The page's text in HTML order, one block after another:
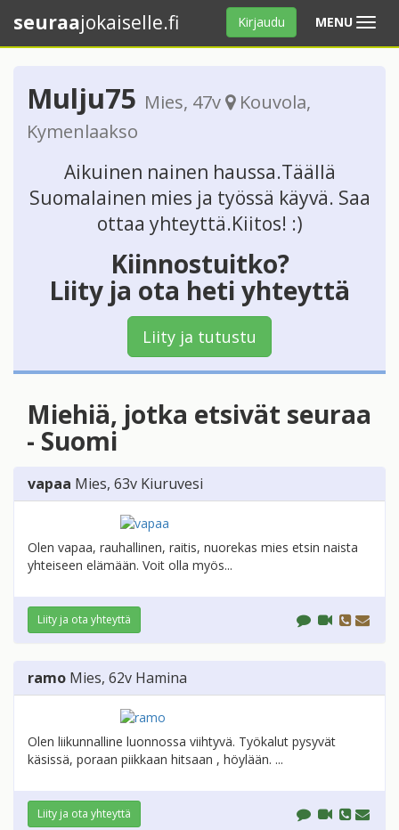
MENU Avaa
valikko
seuraajokaiselle.fi Kirjaudu
Mulju75 Mies, 47v Kouvola,
Kymenlaakso
Aikuinen nainen haussa.Täällä
Suomalainen mies ja työssä käyvä. Saa
ottaa yhteyttä.Kiitos! :)
Kiinnostuitko?
Liity ja ota heti yhteyttä
Liity ja tutustu
Miehiä, jotka etsivät seuraa
- Suomi
vapaa Mies, 63v Kiuruvesi
Olen vapaa, rauhallinen, raitis, nuorekas mies etsin naista
yhteiseen elämään. Voit olla myös...
Liity ja ota yhteyttä
ramo Mies, 62v Hamina
Olen liikunnalline luonnossa viihtyvä. Työkalut pysyvät
käsissä, poraan piikkaan hitsaan , höylään. ...
Liity ja ota yhteyttä